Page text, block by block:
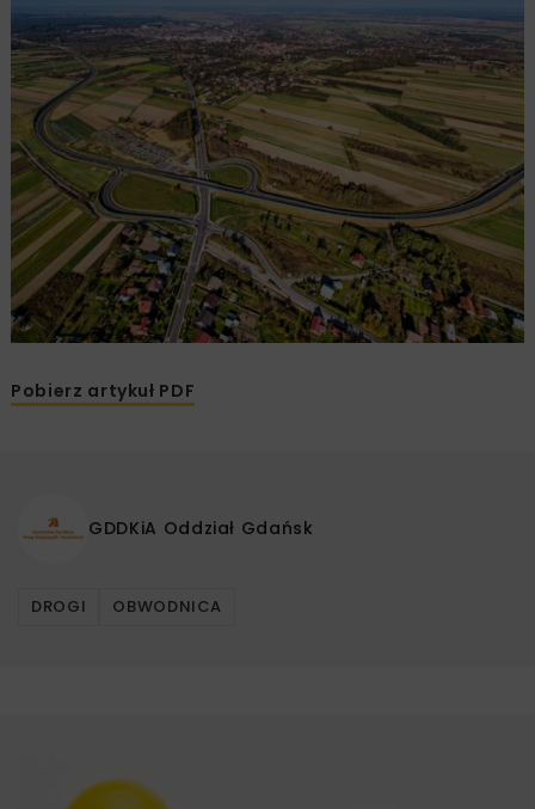
Pobierz artykuł PDF
GDDKiA Oddział Gdańsk
DROGI OBWODNICA